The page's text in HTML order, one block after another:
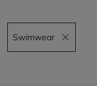
Swimwear
Remove filter